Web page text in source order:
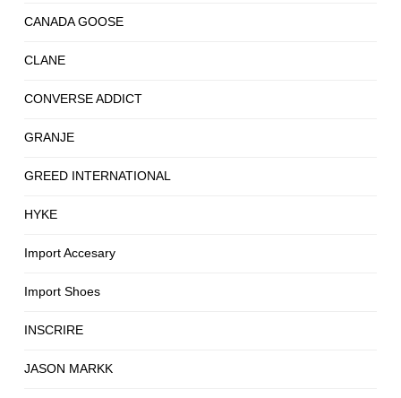
CANADA GOOSE
CLANE
CONVERSE ADDICT
GRANJE
GREED INTERNATIONAL
HYKE
Import Accesary
Import Shoes
INSCRIRE
JASON MARKK